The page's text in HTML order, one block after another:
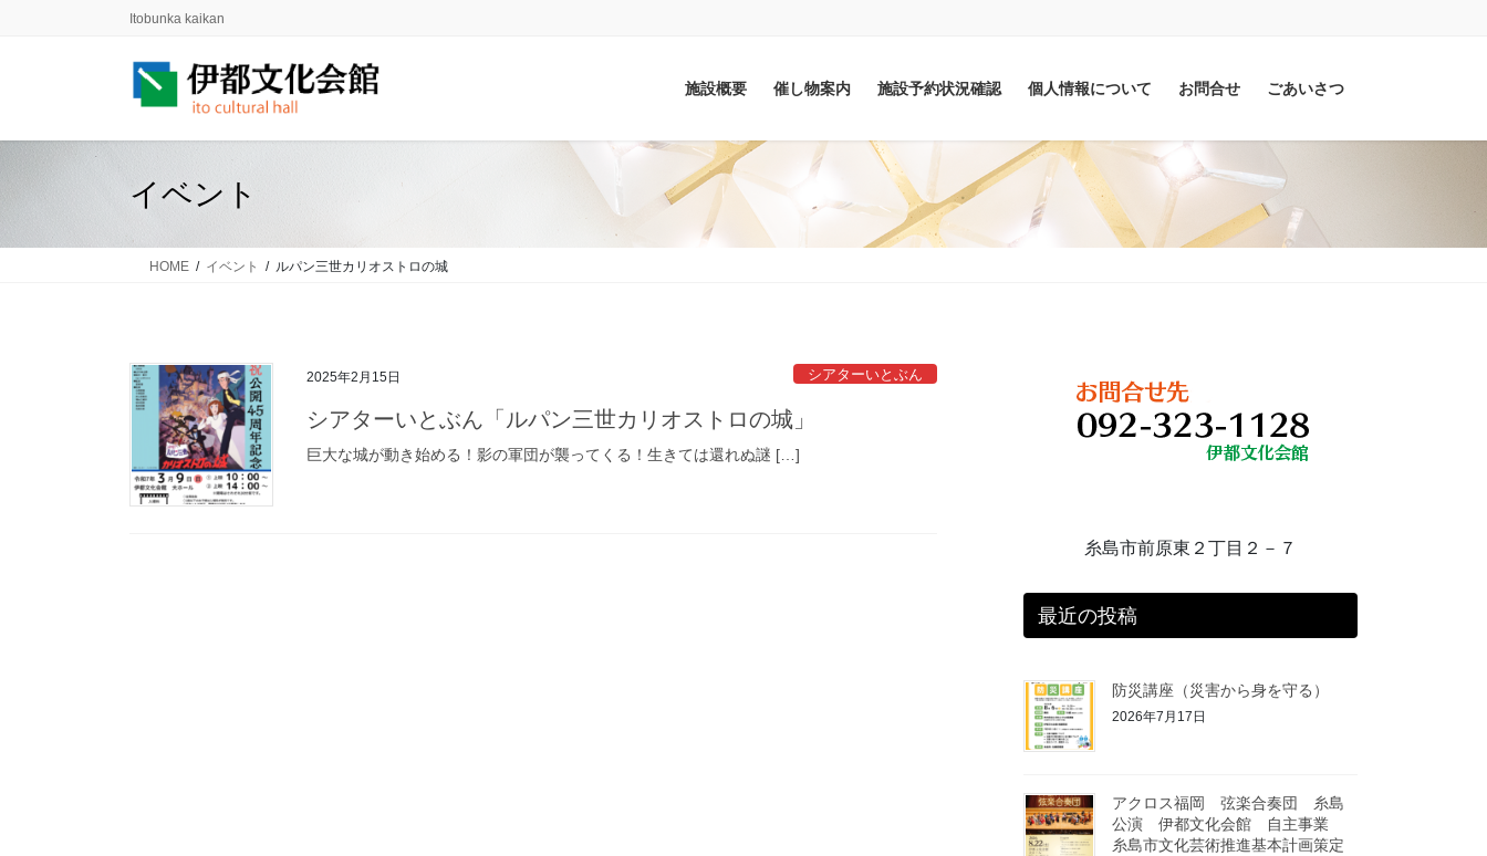
に
ョ
動
Itobunka kaikan
施設概要 催し物案内 施設予約状況確認 個人情報について お問合せ ごあいさつ
イベント
HOME イベント ルパン三世カリオストロの城
2025年2月15日 シアターいとぶん
シアターいとぶん「ルパン三世カリオストロの城」
巨大な城が動き始める！影の軍団が襲ってくる！生きては還れぬ謎 […]
糸島市前原東２丁目２－７
最近の投稿
防災講座（災害から身を守る）
2026年7月17日
アクロス福岡 弦楽合奏団 糸島
公演 伊都文化会館 自主事業
糸島市文化芸術推進基本計画策定